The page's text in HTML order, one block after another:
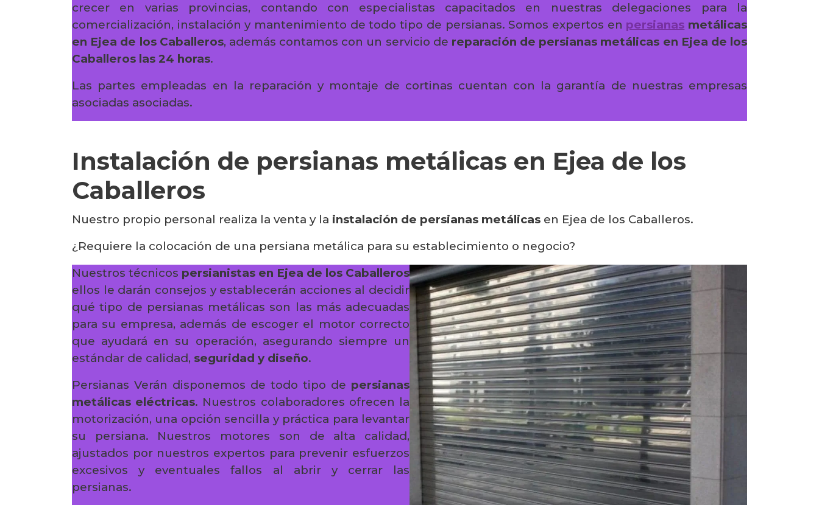
crecer en varias provincias, contando con especialistas capacitados en nuestras delegaciones para la
comercialización, instalación y mantenimiento de todo tipo de persianas. Somos expertos en persianas metálicas
en Ejea de los Caballeros, además contamos con un servicio de reparación de persianas metálicas en Ejea de los
Caballeros las 24 horas.
Las partes empleadas en la reparación y montaje de cortinas cuentan con la garantía de nuestras empresas
asociadas asociadas.
Instalación de persianas metálicas en Ejea de los
Caballeros
Nuestro propio personal realiza la venta y la instalación de persianas metálicas en Ejea de los Caballeros.
¿Requiere la colocación de una persiana metálica para su establecimiento o negocio?
Nuestros técnicos persianistas en Ejea de los Caballeros
ellos le darán consejos y establecerán acciones al decidir
qué tipo de persianas metálicas son las más adecuadas
para su empresa, además de escoger el motor correcto
que ayudará en su operación, asegurando siempre un
estándar de calidad, seguridad y diseño.
Persianas Verán disponemos de todo tipo de persianas
metálicas eléctricas. Nuestros colaboradores ofrecen la
motorización, una opción sencilla y práctica para levantar
su persiana. Nuestros motores son de alta calidad,
ajustados por nuestros expertos para prevenir esfuerzos
excesivos y eventuales fallos al abrir y cerrar las
persianas.